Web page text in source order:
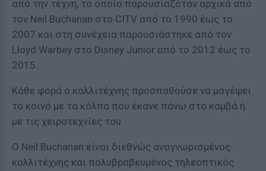
από την τέχνη, το οποίο παρουσιαζόταν αρχικά από
τον Neil Buchanan στο CITV από το 1990 έως το
2007 και στη συνέχεια παρουσιάστηκε από τον
Lloyd Warbey στο Disney Junior από το 2012 έως το
2015.
Κάθε φορά ο καλλιτέχνης προσπαθούσε να μαγέψει
το κοινό με τα κόλπα που έκανε πάνω στο καμβά ή
με τις χειροτεχνίες του.
Ο Neil Buchanan είναι διεθνώς αναγνωρισμένος
καλλιτέχνης και πολυβραβευμένος τηλεοπτικός